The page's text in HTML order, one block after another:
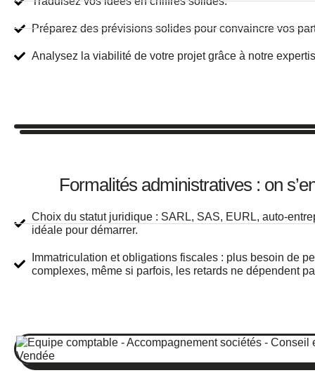
Préparez des prévisions solides pour convaincre vos
Analysez la viabilité de votre projet grâce à notre
Formalités administratives : on
Choix du statut juridique : SARL, SAS, EURL, auto-
idéale pour démarrer.
Immatriculation et obligations fiscales : plus besoin de
complexes, même si parfois, les retards ne dépendent